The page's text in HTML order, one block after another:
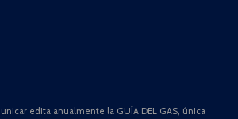
edita anualmente la GUÍA DEL GAS, única